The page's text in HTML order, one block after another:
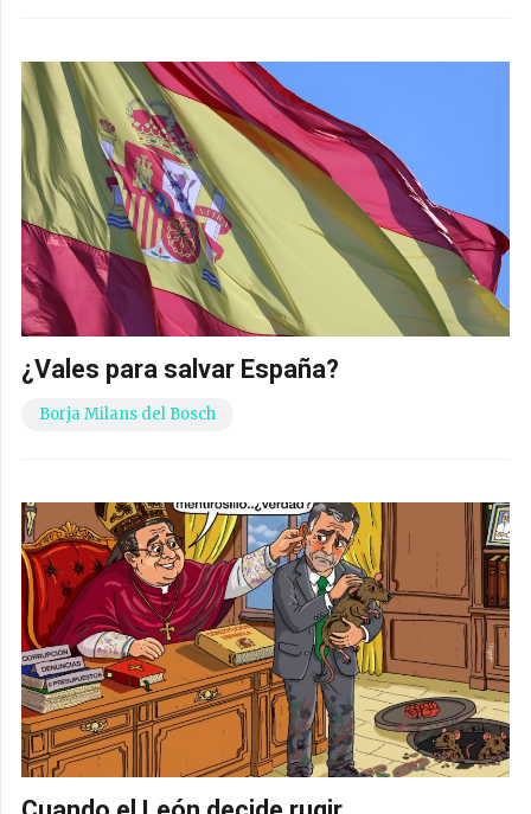
¿Vales para salvar España?
Borja Milans del Bosch